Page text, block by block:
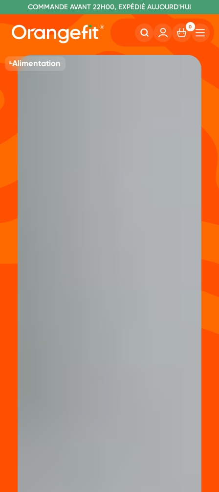
SANS LACTOSE ET SUCRALOSE
COMMANDE AVANT 22H00, EXPÉDIÉ AUJOURD'HUI
LIVRAISON GRATUITE À PARTIR DE 60€
0
Alimentation